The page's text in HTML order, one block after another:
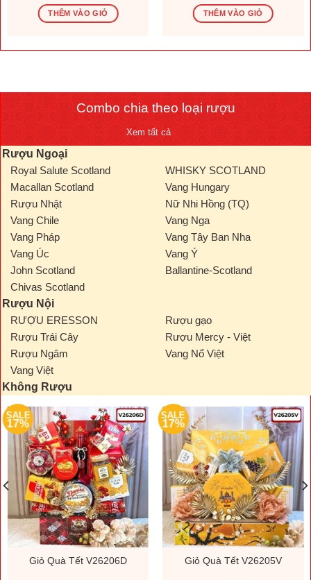
là:
1.569.600 ₫.
THÊM VÀO GIỎ
là:
276.000 ₫.
THÊM VÀO GIỎ
Combo chia theo loại rượu
Xem tất cả
Rượu Ngoại
Royal Salute Scotland
WHISKY SCOTLAND
Macallan Scotland
Vang Hungary
Rượu Nhật
Nữ Nhi Hồng (TQ)
Vang Chile
Vang Nga
Vang Pháp
Vang Tây Ban Nha
Vang Úc
Vang Ý
John Scotland
Ballantine-Scotland
Chivas Scotland
Rượu Nội
RƯỢU ERESSON
Rượu gạo
Rượu Trái Cây
Rượu Mercy - Việt
Rượu Ngâm
Vang Nổ Việt
Vang Việt
Không Rượu
SALE
17%
Giỏ Quà Tết V26206D
SALE
17%
Giỏ Quà Tết V26205V